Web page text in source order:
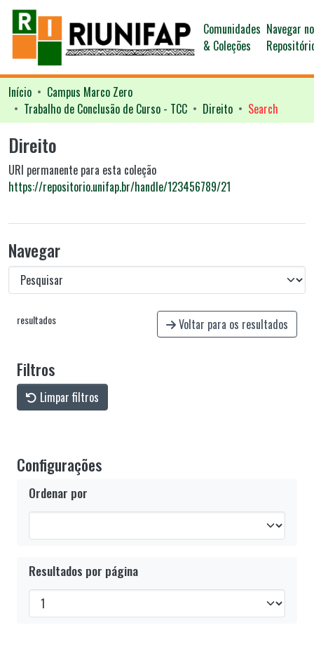
Comunidades
& Coleções
Navegar no
Início
Campus Marco Zero
Trabalho de Conclusão de Curso - TCC
Direito Search
Direito
URI permanente para esta coleção
https://repositorio.unifap.br/handle/123456789/21
Navegar
resultados Voltar para os resultados
Filtros
Limpar filtros
Configurações
Ordenar por
Resultados por página